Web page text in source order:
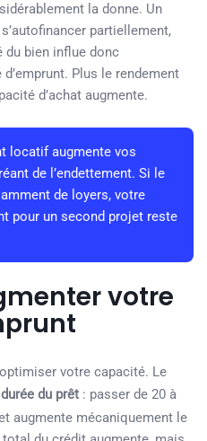
la donne. Un
partiellement,
bien influe donc
Plus le rendement
d’achat augmente.
locatif augmente vos
de l’endettement. Si le
de loyers, votre
pour un second projet reste
votre
votre capacité. Le
du prêt : passer de 20 à
augmente mécaniquement le